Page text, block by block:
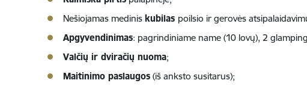
Nešiojamas medinis kubilas poilsio ir gerovės
Apgyvendinimas: pagrindiniame name (10 lovų), 2
Valčių ir dviračių nuoma;
Maitinimo paslaugos(iš anksto susitarus);